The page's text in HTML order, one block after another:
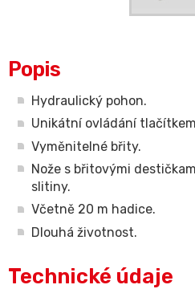
Popis
Hydraulický pohon.
Unikátní ovládání
Vyměnitelné břity.
Nože s břitovými
slitiny.
Včetně 20 m hadice.
Dlouhá životnost.
Technické údaje